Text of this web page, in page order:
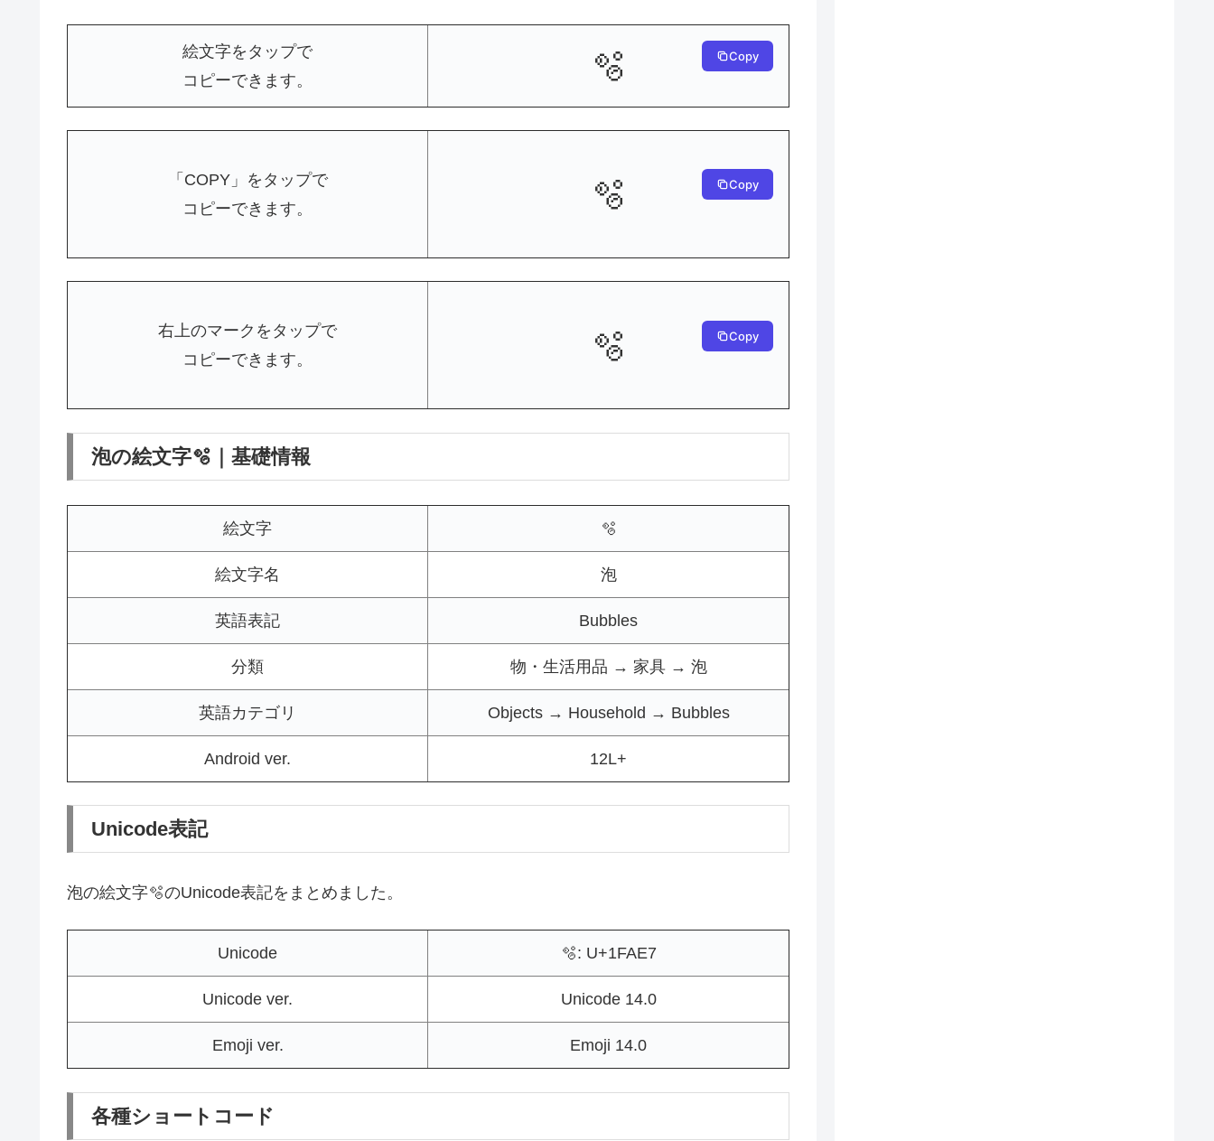
絵文字をタップで
コピーできます。
🫧 Copy
「COPY」をタップで
コピーできます。
🫧 Copy
右上のマークをタップで
コピーできます。
🫧 Copy
泡の絵文字🫧｜基礎情報
絵文字 🫧
絵文字名 泡
英語表記 Bubbles
分類 物・生活用品 → 家具 → 泡
英語カテゴリ Objects → Household → Bubbles
Android ver. 12L+
Unicode表記
泡の絵文字🫧のUnicode表記をまとめました。
Unicode 🫧: U+1FAE7
Unicode ver. Unicode 14.0
Emoji ver. Emoji 14.0
各種ショートコード